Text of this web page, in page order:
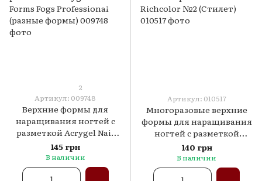
2
Артикул: 009748
Верхние формы для
наращивания ногтей с
разметкой Acrygel Nail
Forms Fogs Professional
(разные формы)
145 грн
В наличии
Артикул: 010517
Многоразовые верхние
формы для наращивания
ногтей с разметкой
Richcolor №2 (Стилет)
140 грн
В наличии